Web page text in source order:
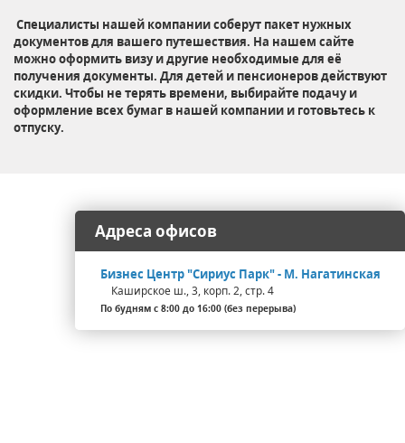
Специалисты нашей компании соберут пакет нужных
документов для вашего путешествия. На нашем сайте
можно оформить визу и другие необходимые для её
получения документы. Для детей и пенсионеров действуют
скидки. Чтобы не терять времени, выбирайте подачу и
оформление всех бумаг в нашей компании и готовьтесь к
отпуску.
Адреса офисов
Бизнес Центр "Сириус Парк" - М. Нагатинская
Каширское ш., 3, корп. 2, стр. 4
По будням с 8:00 до 16:00 (без перерыва)